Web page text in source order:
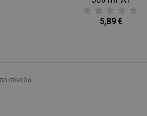
5,89 €
σύνολο